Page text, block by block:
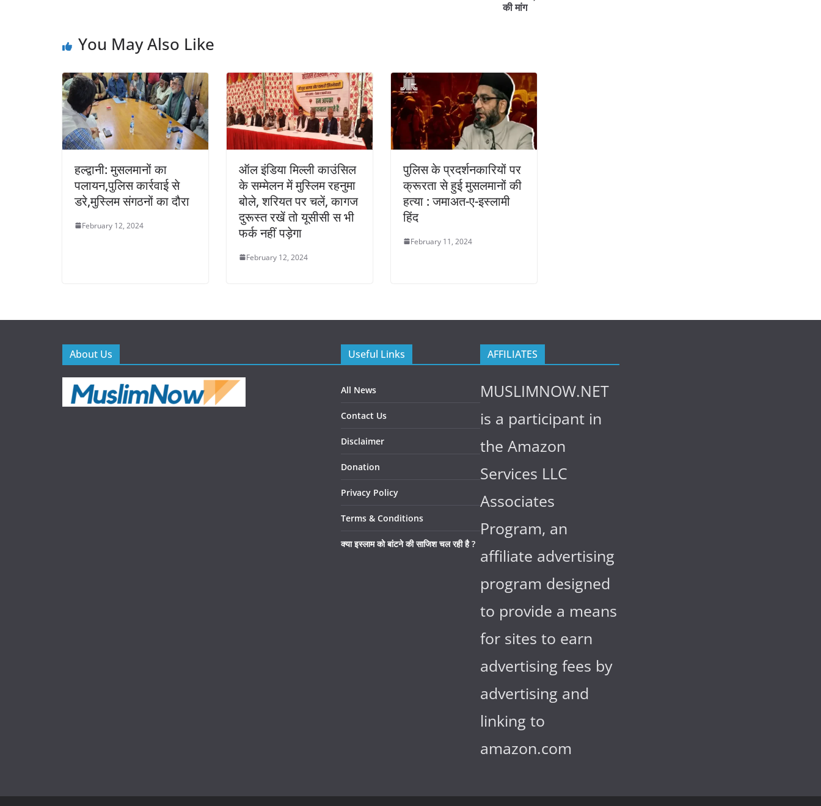
की मांग
You May Also Like
हल्द्वानी: मुसलमानों का
पलायन,पुलिस कार्रवाई से
डरे,मुस्लिम संगठनों का दौरा
February 12, 2024
ऑल इंडिया मिल्ली काउंसिल
के सम्मेलन में मुस्लिम रहनुमा
बोले, शरियत पर चलें, कागज
दुरूस्त रखें तो यूसीसी स भी
फर्क नहीं पड़ेगा
February 12, 2024
पुलिस के प्रदर्शनकारियों पर
क्रूरता से हुई मुसलमानों की
हत्या : जमाअत-ए-इस्लामी
हिंद
February 11, 2024
About Us Useful Links
All News
Contact Us
Disclaimer
Donation
Privacy Policy
Terms & Conditions
क्या इस्लाम को बांटने की साजिश चल रही है ?
AFFILIATES
MUSLIMNOW.NET
is a participant in
the Amazon
Services LLC
Associates
Program, an
affiliate advertising
program designed
to provide a means
for sites to earn
advertising fees by
advertising and
linking to
amazon.com